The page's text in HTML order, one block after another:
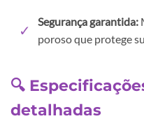
✓
Segurança garantida:
poroso que protege
🔍
detalhadas